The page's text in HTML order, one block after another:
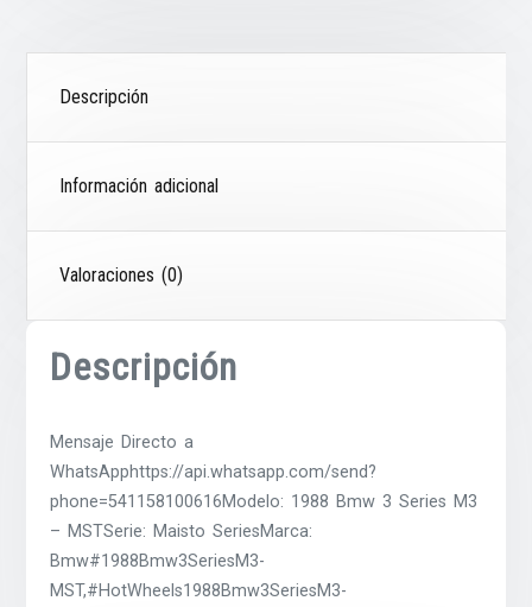
Descripción
Información adicional
Valoraciones (0)
Descripción
Mensaje Directo a
WhatsApphttps://api.whatsapp.com/send?
phone=541158100616Modelo: 1988 Bmw 3 Series M3
– MSTSerie: Maisto SeriesMarca:
Bmw#1988Bmw3SeriesM3-
MST,#HotWheels1988Bmw3SeriesM3-